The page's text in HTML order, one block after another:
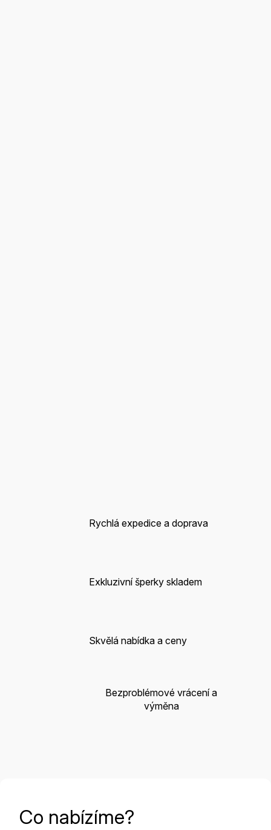
Rychlá expedice a doprava
Exkluzivní šperky skladem
Skvělá nabídka a ceny
Bezproblémové vrácení a
výměna
Co nabízíme?